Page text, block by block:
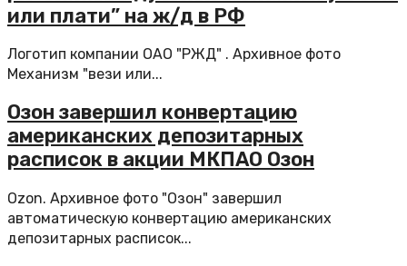
или плати” на ж/д в РФ
Логотип компании ОАО "РЖД" . Архивное фото
Механизм "вези или...
Озон завершил конвертацию
американских депозитарных
расписок в акции МКПАО Озон
Ozon. Архивное фото "Озон" завершил
автоматическую конвертацию американских
депозитарных расписок...